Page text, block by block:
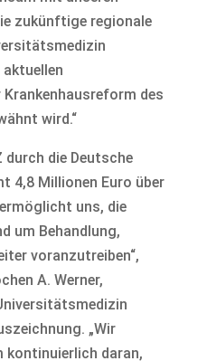
zukünftige regionale
des
wird.“
durch die Deutsche
4,8 Millionen Euro über
uns, die
um Behandlung,
voranzutreiben“,
A. Werner,
„Wir
kontinuierlich daran,